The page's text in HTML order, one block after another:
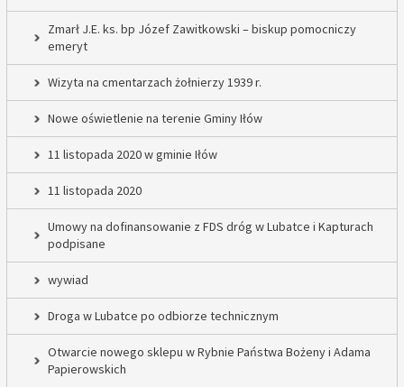
Zmarł J.E. ks. bp Józef Zawitkowski – biskup pomocniczy
emeryt
Wizyta na cmentarzach żołnierzy 1939 r.
Nowe oświetlenie na terenie Gminy Iłów
11 listopada 2020 w gminie Iłów
11 listopada 2020
Umowy na dofinansowanie z FDS dróg w Lubatce i Kapturach
podpisane
wywiad
Droga w Lubatce po odbiorze technicznym
Otwarcie nowego sklepu w Rybnie Państwa Bożeny i Adama
Papierowskich